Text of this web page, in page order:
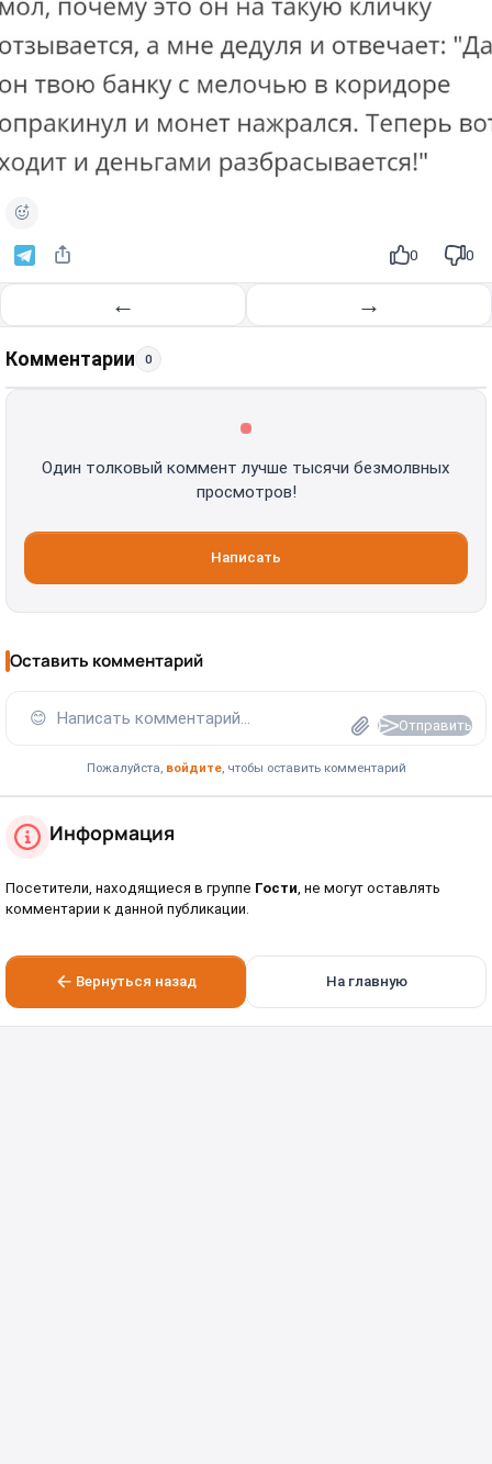
0 0
← →
Комментарии 0
Один толковый коммент лучше тысячи безмолвных
просмотров!
Написать
Оставить комментарий
😊 Написать комментарий... Отправить
Пожалуйста, войдите, чтобы оставить комментарий
Информация
Посетители, находящиеся в группе Гости , не могут оставлять
комментарии к данной публикации.
Вернуться назад На главную